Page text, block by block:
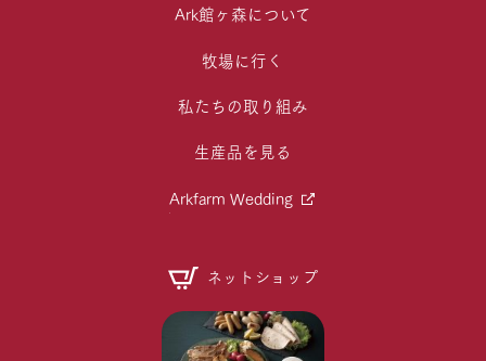
Ark館ヶ森について
牧場に行く
私たちの取り組み
生産品を見る
Arkfarm Wedding
ネットショップ